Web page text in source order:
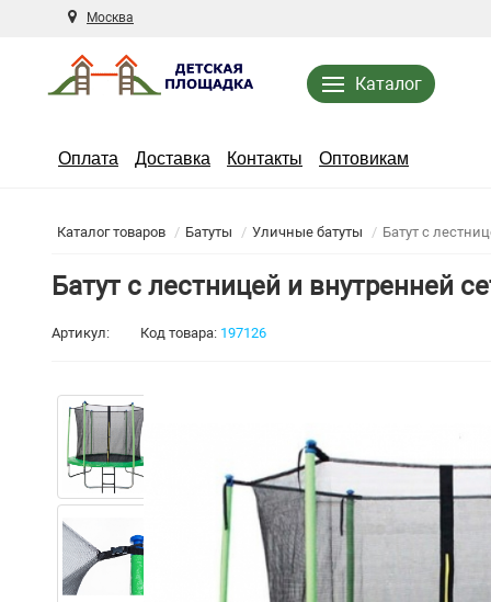
Москва
Каталог
Оплата Доставка Контакты Оптовикам
Каталог товаров Батуты Уличные батуты Батут с
Батут с лестницей и внутренней
Артикул: Код товара: 197126